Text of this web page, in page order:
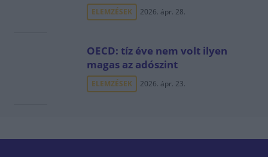
ELEMZÉSEK 2026. ápr. 28.
OECD: tíz éve nem volt ilyen
magas az adószint
ELEMZÉSEK 2026. ápr. 23.